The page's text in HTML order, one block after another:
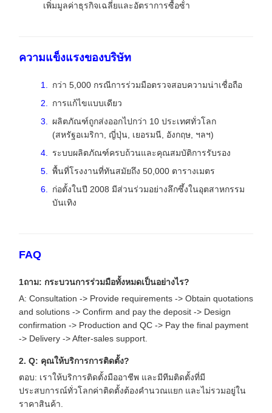
เพิ่มมูลค่าธุรกิจเฉลี่ยและอัตราการซื้อซ้ํา
ความแข็งแรงของบริษัท
กว่า 5,000 กรณีการร่วมมือตรวจสอบความน่าเชื่อถือ
การแก้ไขแบบเดียว
ผลิตภัณฑ์ถูกส่งออกไปกว่า 10 ประเทศทั่วโลก
(สหรัฐอเมริกา, ญี่ปุ่น, เยอรมนี, อังกฤษ, ฯลฯ)
ระบบผลิตภัณฑ์ครบถ้วนและคุณสมบัติการรับรอง
พื้นที่โรงงานที่ทันสมัยถึง 50,000 ตารางเมตร
ก่อตั้งในปี 2008 มีส่วนร่วมอย่างลึกซึ้งในอุตสาหกรรม
บันเทิง
FAQ
1ถาม: กระบวนการร่วมมือทั้งหมดเป็นอย่างไร?
A: Consultation -> Provide requirements -> Obtain quotations
and solutions -> Confirm and pay the deposit -> Design
confirmation -> Production and QC -> Pay the final payment
-> Delivery -> After-sales support.
2. Q: คุณให้บริการการติดตั้ง?
ตอบ: เราให้บริการติดตั้งมืออาชีพ และมีทีมติดตั้งที่มี
ประสบการณ์ทั่วโลกค่าติดตั้งต้องคํานวณแยก และไม่รวมอยู่ใน
ราคาสินค้า.